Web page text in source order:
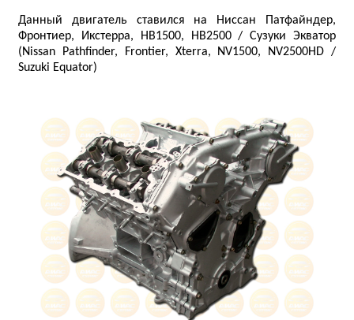
Данный двигатель ставился на Ниссан Патфайндер,
Фронтиер, Икстерра, НВ1500, НВ2500 / Сузуки Экватор
(Nissan Pathfinder, Frontier, Xterra, NV1500, NV2500HD /
Suzuki Equator)